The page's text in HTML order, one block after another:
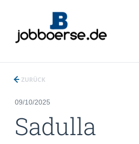
ZURÜCK
09/10/2025
Sadulla